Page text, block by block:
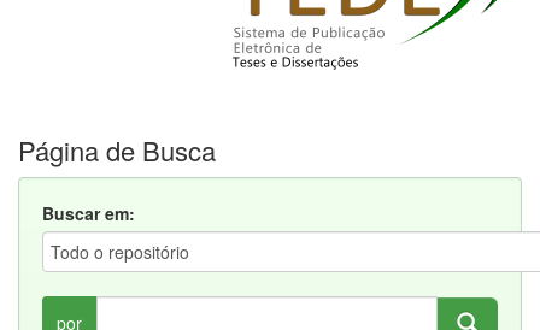
Página de Busca
Buscar em:
por